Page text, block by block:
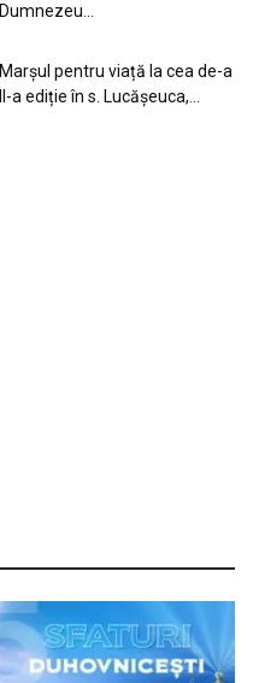
Dumnezeu…
Marșul pentru viață la cea de-a
II-a ediție în s. Lucășeuca,...